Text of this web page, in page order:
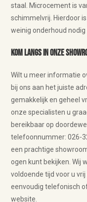
staal. Microcement is
schimmelvrij. Hierdoor
weinig onderhoud nodig
Kom langs in onze
Wilt u meer informatie
bij ons aan het juiste
gemakkelijk en geheel
onze specialisten u
bereikbaar op
telefoonnummer: 026-
een prachtige
ogen kunt bekijken. Wij
voldoende tijd voor u
eenvoudig telefonisch
website.